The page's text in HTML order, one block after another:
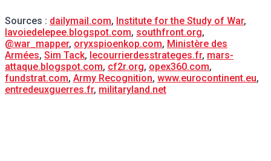
Sources : dailymail.com, Institute for the Study of War,
lavoiedelepee.blogspot.com, southfront.org,
@war_mapper, oryxspioenkop.com, Ministère des
Armées, Sim Tack, lecourrierdesstrateges.fr, mars-
attaque.blogspot.com, cf2r.org, opex360.com,
fundstrat.com, Army Recognition, www.eurocontinent.eu,
entredeuxguerres.fr, militaryland.net